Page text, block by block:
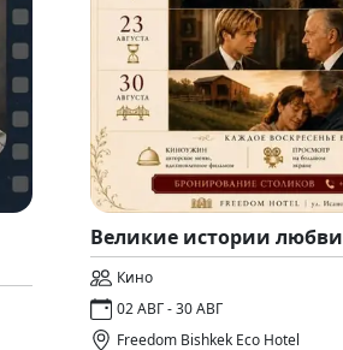
Великие истории любви
Кино
02 АВГ - 30 АВГ
Freedom Bishkek Eco Hotel